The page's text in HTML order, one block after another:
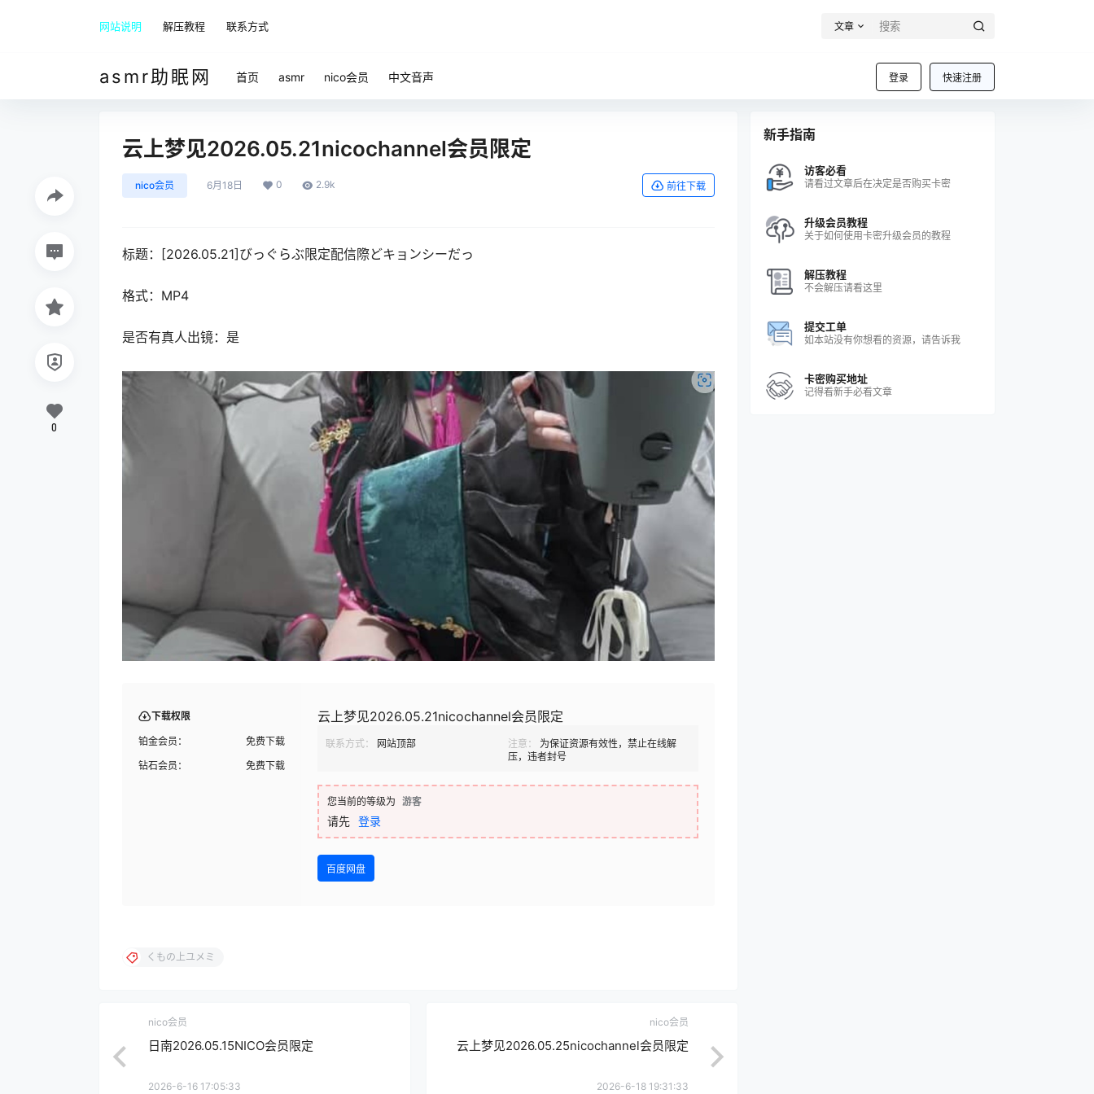
网站说明 解压教程 联系方式 文章
asmr助眠网 登录 快速注册
首页 asmr nico会员 中文音声
云上梦见2026.05.21nicochannel会员限定
nico会员 6月18日 0 2.9k 前往下载
标题：[2026.05.21]びっぐらぶ限定配信際どキョンシーだっ
格式：MP4
是否有真人出镜：是
下载权限
铂金会员：
免费下载
钻石会员：
免费下载
云上梦见2026.05.21nicochannel会员限定
联系方式： 网站顶部 注意：
为保证资源有效性，禁止在线解
压，违者封号
您当前的等级为 游客
请先 登录
百度网盘
0
くもの上ユメミ
nico会员
日南2026.05.15NICO会员限定
2026-6-16 17:05:33
nico会员
云上梦见2026.05.25nicochannel会员限定
2026-6-18 19:31:33
新手指南
访客必看
请看过文章后在决定是否购买卡密
升级会员教程
关于如何使用卡密升级会员的教程
解压教程
不会解压请看这里
提交工单
如本站没有你想看的资源，请告诉我
卡密购买地址
记得看新手必看文章